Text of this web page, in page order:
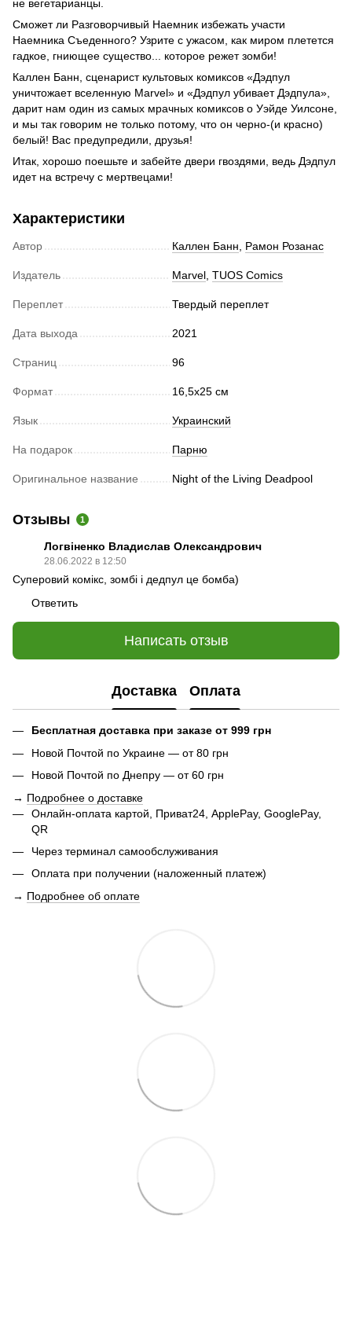
не вегетарианцы.
Сможет ли Разговорчивый Наемник избежать участи
Наемника Съеденного? Узрите с ужасом, как миром плетется
гадкое, гниющее существо... которое режет зомби!
Каллен Банн, сценарист культовых комиксов «Дэдпул
уничтожает вселенную Marvel» и «Дэдпул убивает Дэдпула»,
дарит нам один из самых мрачных комиксов о Уэйде Уилсоне,
и мы так говорим не только потому, что он черно-(и красно)
белый! Вас предупредили, друзья!
Итак, хорошо поешьте и забейте двери гвоздями, ведь Дэдпул
идет на встречу с мертвецами!
Характеристики
Автор Каллен Банн, Рамон Розанас
Издатель Marvel, TUOS Comics
Переплет Твердый переплет
Дата выхода 2021
Страниц 96
Формат 16,5х25 см
Язык Украинский
На подарок Парню
Оригинальное название Night of the Living Deadpool
Отзывы 1
Логвіненко Владислав Олександрович
28.06.2022 в 12:50
Суперовий комікс, зомбі і дедпул це бомба)
Ответить
Написать отзыв
Доставка Оплата
Бесплатная доставка при заказе от 999 грн
Новой Почтой по Украине — от 80 грн
Новой Почтой по Днепру — от 60 грн
→ Подробнее о доставке
Онлайн-оплата картой, Приват24, ApplePay, GooglePay,
QR
Через терминал самообслуживания
Оплата при получении (наложенный платеж)
→ Подробнее об оплате